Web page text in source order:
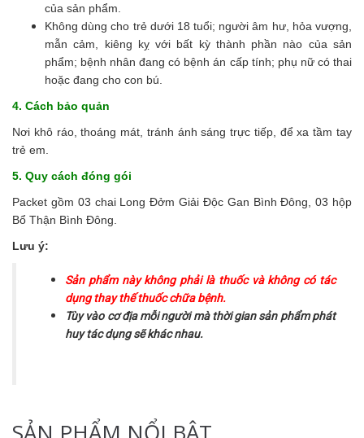
của sản phẩm.
Không dùng cho trẻ dưới 18 tuổi; người âm hư, hỏa vượng,
mẫn cảm, kiêng kỵ với bất kỳ thành phần nào của sản
phẩm; bệnh nhân đang có bệnh án cấp tính; phụ nữ có thai
hoặc đang cho con bú.
4. Cách bảo quản
Nơi khô ráo, thoáng mát, tránh ánh sáng trực tiếp, để xa tầm tay
trẻ em.
5. Quy cách đóng gói
Packet gồm 03 chai Long Đởm Giải Độc Gan Bình Đông, 03 hộp
Bổ Thận Bình Đông.
Lưu ý:
Sản phẩm này không phải là thuốc và không có tác
dụng thay thế thuốc chữa bệnh.
Tùy vào cơ địa mỗi người mà thời gian sản phẩm phát
huy tác dụng sẽ khác nhau.
SẢN PHẨM NỔI BẬT